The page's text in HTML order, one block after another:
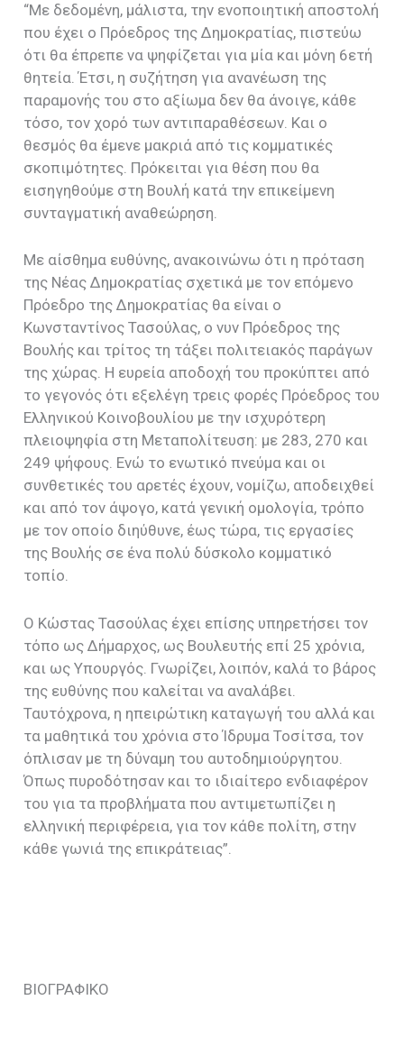
“Με δεδομένη, μάλιστα, την ενοποιητική αποστολή
που έχει ο Πρόεδρος της Δημοκρατίας, πιστεύω
ότι θα έπρεπε να ψηφίζεται για μία και μόνη 6ετή
θητεία. Έτσι, η συζήτηση για ανανέωση της
παραμονής του στο αξίωμα δεν θα άνοιγε, κάθε
τόσο, τον χορό των αντιπαραθέσεων. Και ο
θεσμός θα έμενε μακριά από τις κομματικές
σκοπιμότητες. Πρόκειται για θέση που θα
εισηγηθούμε στη Βουλή κατά την επικείμενη
συνταγματική αναθεώρηση.
Με αίσθημα ευθύνης, ανακοινώνω ότι η πρόταση
της Νέας Δημοκρατίας σχετικά με τον επόμενο
Πρόεδρο της Δημοκρατίας θα είναι ο
Κωνσταντίνος Τασούλας, ο νυν Πρόεδρος της
Βουλής και τρίτος τη τάξει πολιτειακός παράγων
της χώρας. Η ευρεία αποδοχή του προκύπτει από
το γεγονός ότι εξελέγη τρεις φορές Πρόεδρος του
Ελληνικού Κοινοβουλίου με την ισχυρότερη
πλειοψηφία στη Μεταπολίτευση: με 283, 270 και
249 ψήφους. Ενώ το ενωτικό πνεύμα και οι
συνθετικές του αρετές έχουν, νομίζω, αποδειχθεί
και από τον άψογο, κατά γενική ομολογία, τρόπο
με τον οποίο διηύθυνε, έως τώρα, τις εργασίες
της Βουλής σε ένα πολύ δύσκολο κομματικό
τοπίο.
Ο Κώστας Τασούλας έχει επίσης υπηρετήσει τον
τόπο ως Δήμαρχος, ως Βουλευτής επί 25 χρόνια,
και ως Υπουργός. Γνωρίζει, λοιπόν, καλά το βάρος
της ευθύνης που καλείται να αναλάβει.
Ταυτόχρονα, η ηπειρώτικη καταγωγή του αλλά και
τα μαθητικά του χρόνια στο Ίδρυμα Τοσίτσα, τον
όπλισαν με τη δύναμη του αυτοδημιούργητου.
Όπως πυροδότησαν και το ιδιαίτερο ενδιαφέρον
του για τα προβλήματα που αντιμετωπίζει η
ελληνική περιφέρεια, για τον κάθε πολίτη, στην
κάθε γωνιά της επικράτειας”.
ΒΙΟΓΡΑΦΙΚΟ